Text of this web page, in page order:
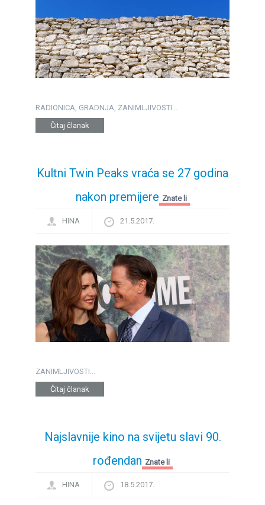
RADIONICA, GRADNJA, ZANIMLJIVOSTI...
Čitaj članak
Kultni Twin Peaks vraća se 27 godina
nakon premijere Znate li
HINA 21.5.2017.
ZANIMLJIVOSTI...
Čitaj članak
Najslavnije kino na svijetu slavi 90.
rođendan Znate li
HINA 18.5.2017.